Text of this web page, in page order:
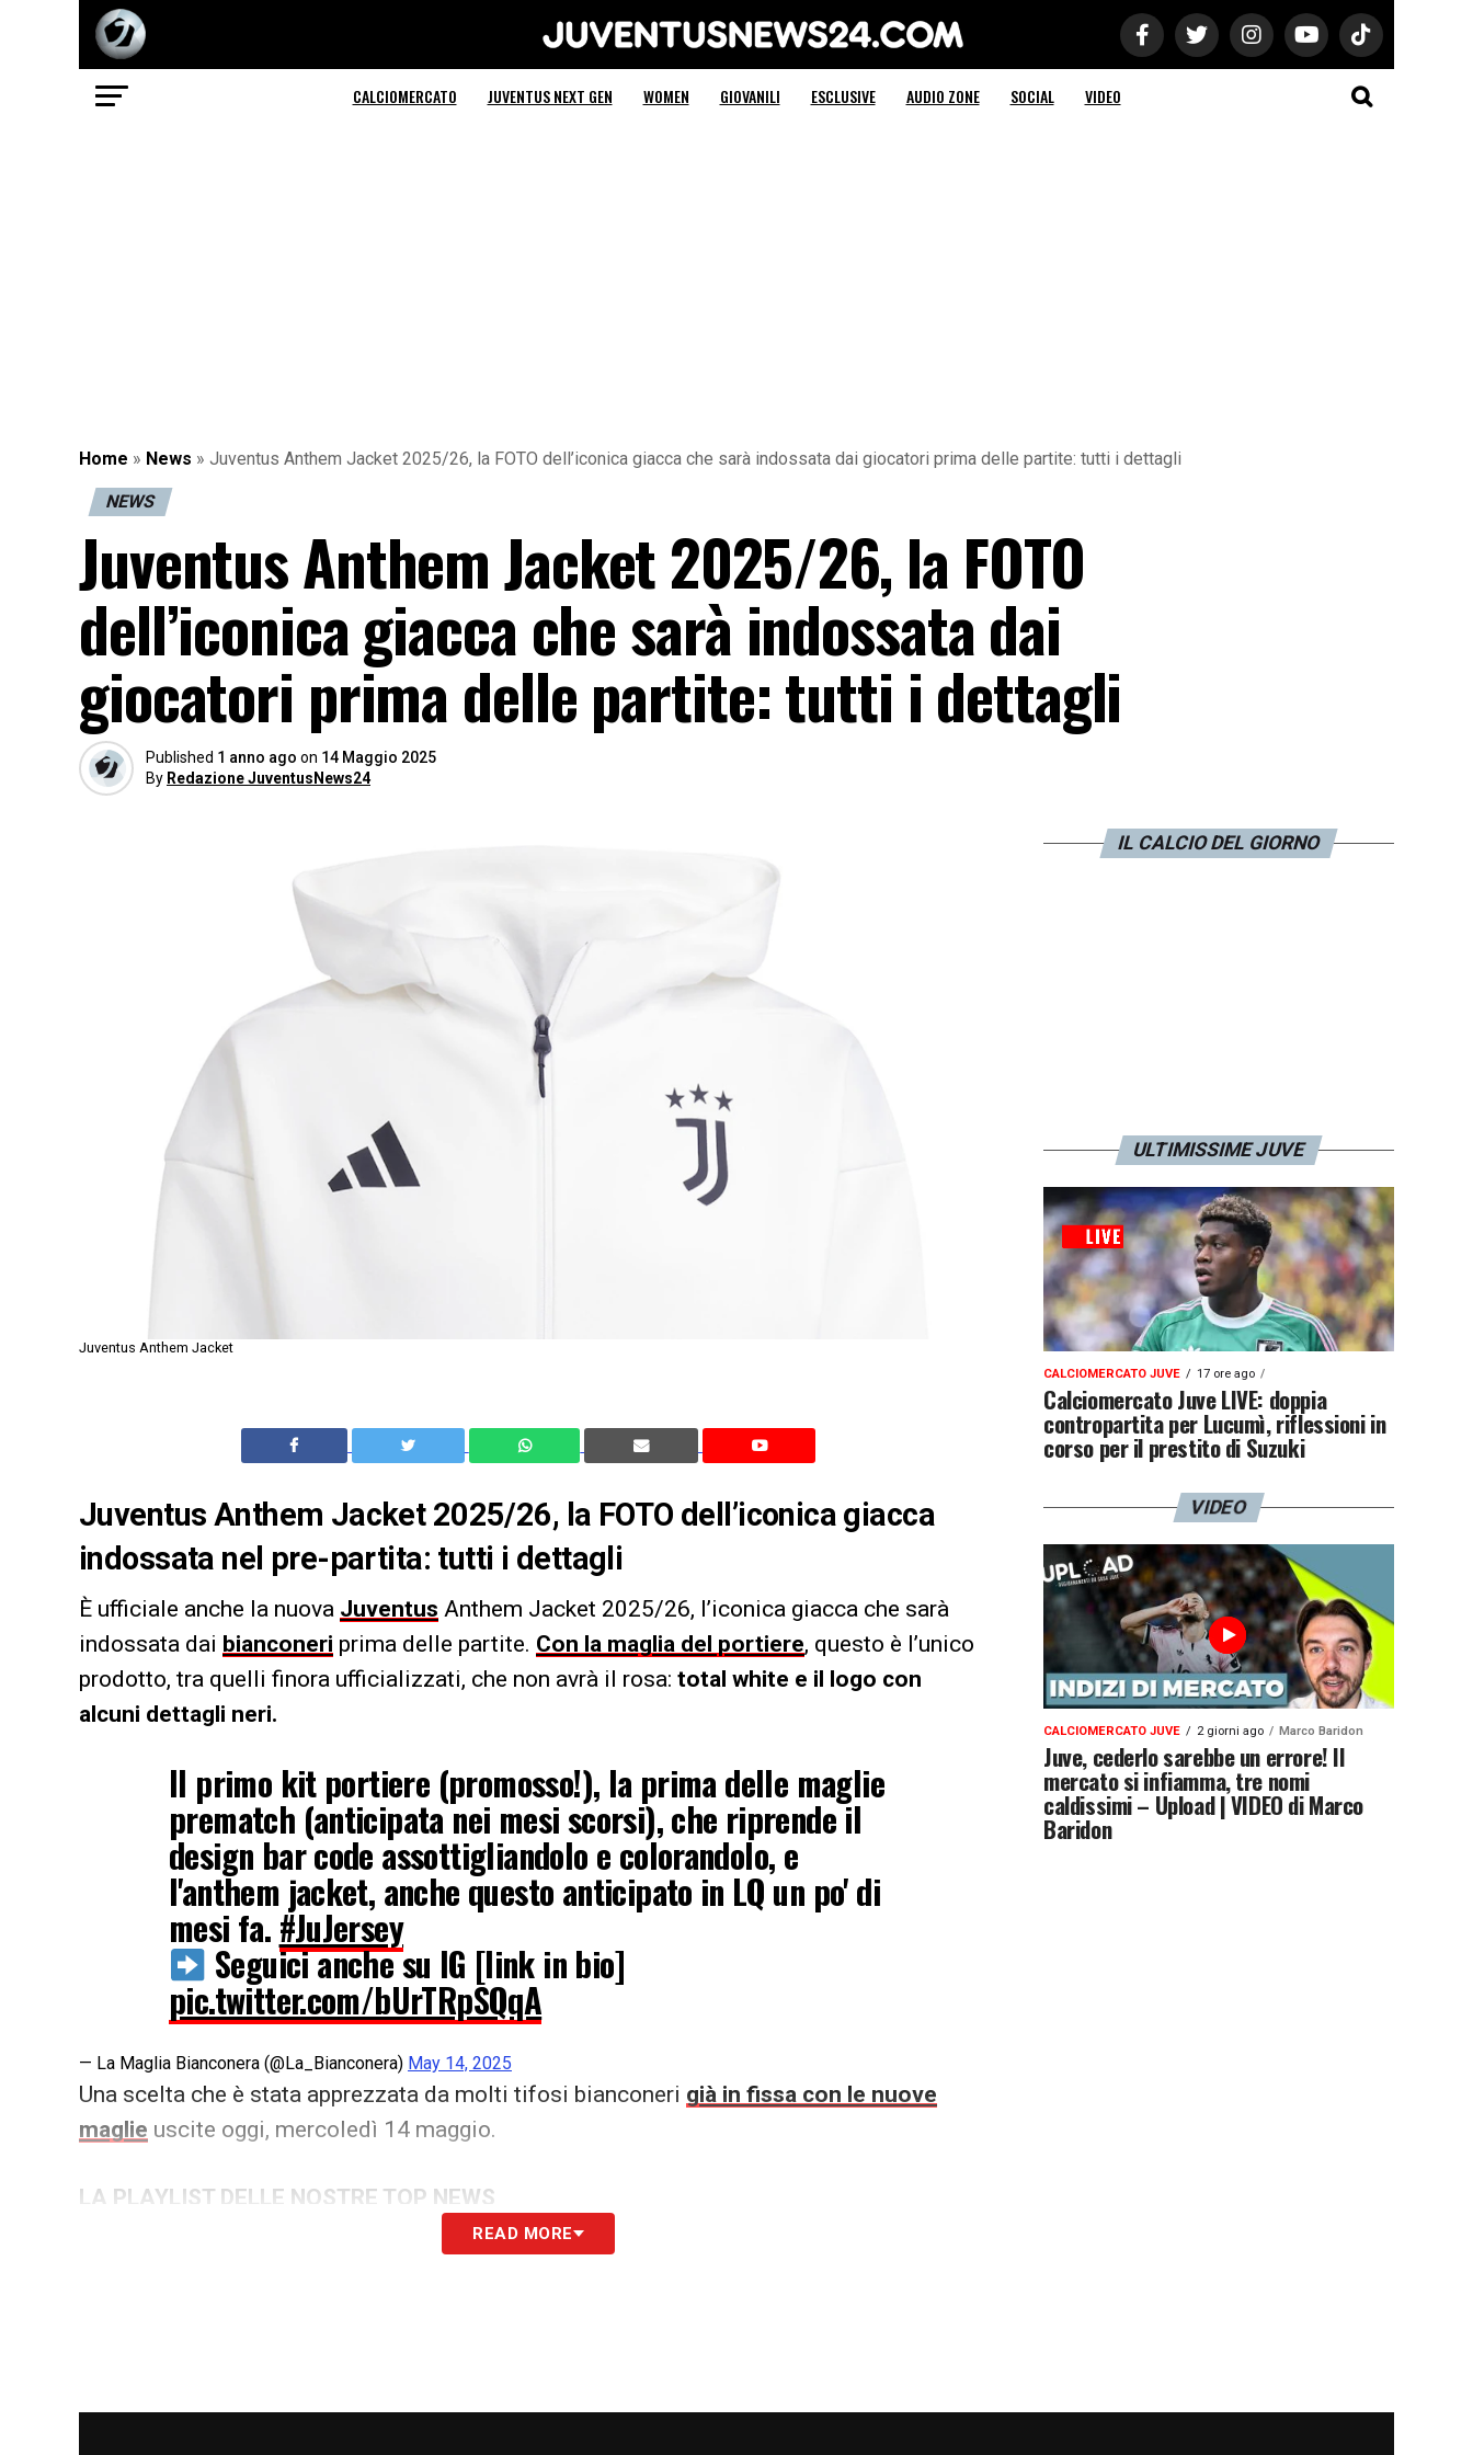
Juventus News 24
CALCIOMERCATO JUVENTUS NEXT GEN WOMEN GIOVANILI ESCLUSIVE AUDIO ZONE SOCIAL VIDEO
Home » News » Juventus Anthem Jacket 2025/26, la FOTO dell’iconica giacca che sarà indossata dai giocatori prima delle partite: tutti i dettagli
NEWS
Juventus Anthem Jacket 2025/26, la FOTO
dell’iconica giacca che sarà indossata dai
giocatori prima delle partite: tutti i dettagli
Published 1 anno ago on 14 Maggio 2025
By Redazione JuventusNews24
Juventus Anthem Jacket
Juventus Anthem Jacket 2025/26, la FOTO dell’iconica giacca
indossata nel pre-partita: tutti i dettagli
È ufficiale anche la nuova Juventus Anthem Jacket 2025/26, l’iconica giacca che sarà
indossata dai bianconeri prima delle partite. Con la maglia del portiere, questo è l’unico
prodotto, tra quelli finora ufficializzati, che non avrà il rosa: total white e il logo con
alcuni dettagli neri.
Il primo kit portiere (promosso!), la prima delle maglie
prematch (anticipata nei mesi scorsi), che riprende il
design bar code assottigliandolo e colorandolo, e
l'anthem jacket, anche questo anticipato in LQ un po' di
mesi fa. #JuJersey
Seguici anche su IG [link in bio]
pic.twitter.com/bUrTRpSQqA
— La Maglia Bianconera (@La_Bianconera) May 14, 2025
Una scelta che è stata apprezzata da molti tifosi bianconeri già in fissa con le nuove
maglie uscite oggi, mercoledì 14 maggio.
LA PLAYLIST DELLE NOSTRE TOP NEWS
READ MORE
IL CALCIO DEL GIORNO
ULTIMISSIME JUVE
CALCIOMERCATO JUVE 17 ore ago
Calciomercato Juve LIVE: doppia
contropartita per Lucumì, riflessioni in
corso per il prestito di Suzuki
VIDEO
CALCIOMERCATO JUVE 2 giorni ago Marco Baridon
Juve, cederlo sarebbe un errore! Il
mercato si infiamma, tre nomi
caldissimi – Upload | VIDEO di Marco
Baridon